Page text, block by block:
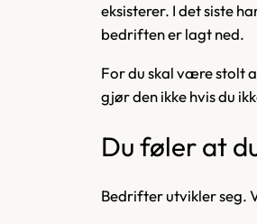
eksisterer. I det siste
bedriften er lagt ned.
For du skal være stolt
gjør den ikke hvis du
Du føler at
Bedrifter utvikler seg.